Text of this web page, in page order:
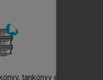
tankönyv és